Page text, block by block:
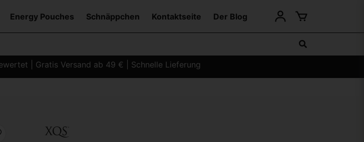
Energy Pouches Schnäppchen Kontaktseite Der Blog
| Gratis Versand ab 49 € | Schnelle Lieferung